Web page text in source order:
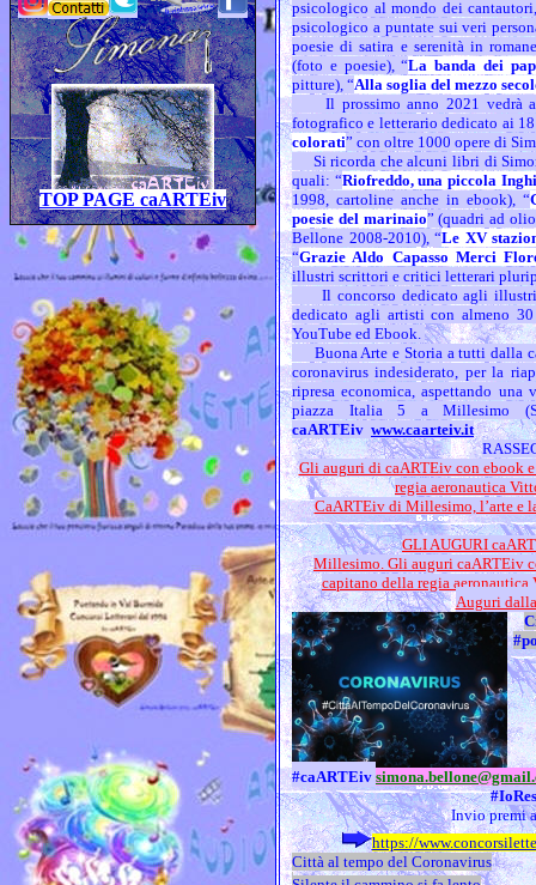
TOP PAGE caARTEiv
psicologico al mondo dei
psicologico a puntate sui veri
poesie di satira e serenità in
(foto e poesie), “La banda dei
pitture), “Alla soglia del mezzo
Il prossimo anno 2021 vedrà
fotografico e letterario dedicato ai
colorati” con oltre 1000 opere di
Si ricorda che alcuni libri di
quali: “Riofreddo, una piccola
1998, cartoline anche in ebook), “
poesie del marinaio” (quadri ad
Bellone 2008-2010), “Le XV
“Grazie Aldo Capasso Merci
illustri scrittori e critici letterari
Il concorso dedicato agli illustri
dedicato agli artisti con almeno
YouTube ed Ebook.
Buona Arte e Storia a tutti dalla
coronavirus indesiderato, per la
ripresa economica, aspettando
piazza Italia 5 a Millesimo
caARTEiv www.caarteiv.it
Gli auguri di caARTEiv con ebook
regia aeronautica
CaARTEiv di Millesimo, l’arte e
GLI AUGURI
Millesimo. Gli auguri caARTEiv
capitano della regia
Auguri
#caARTEiv
Invio premi
https://
Città al tempo del Coronavirus